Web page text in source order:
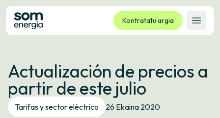
Kontratatu argia
Ireki
Tarifak
Zerbitzuak
Enpresak
Kooperatiba
Actualización de precios a
partir de este julio
Tarifas y sector eléctrico 26 Ekaina 2020